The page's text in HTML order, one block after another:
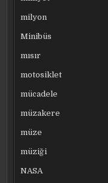
milyon
Minibüs
mısır
motosiklet
mücadele
müzakere
müze
müziği
NASA